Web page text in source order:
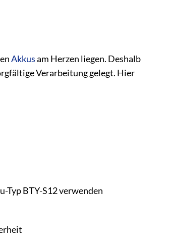
Akkusam Herzen liegen. Deshalb
Verarbeitung gelegt. Hier
Typ BTY-S12 verwenden